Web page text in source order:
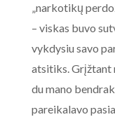
„narkotikų
– viskas buvo
vykdysiu savo
atsitiks. Grįžtant
du mano
pareikalavo